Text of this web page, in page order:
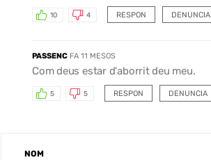
RESPON
10 4 DENUNCIA
PASSENC FA 11 MESOS
Com deus estar d'aborrit deu meu.
RESPON
5 5 DENUNCIA
NOM